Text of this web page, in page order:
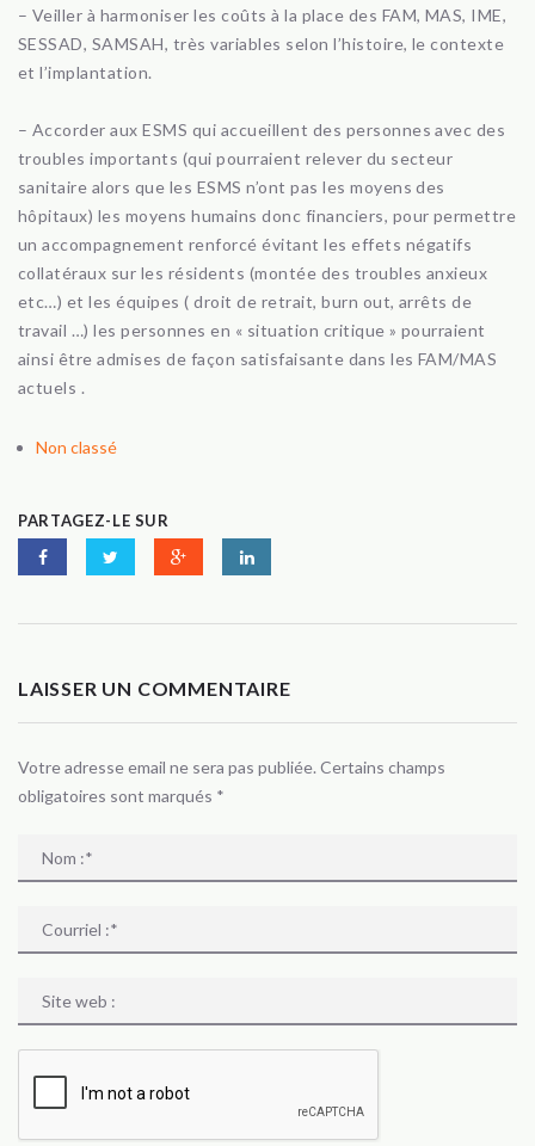
– Veiller à harmoniser les coûts à la place des FAM, MAS, IME,
SESSAD, SAMSAH, très variables selon l’histoire, le contexte
et l’implantation.
– Accorder aux ESMS qui accueillent des personnes avec des
troubles importants (qui pourraient relever du secteur
sanitaire alors que les ESMS n’ont pas les moyens des
hôpitaux) les moyens humains donc financiers, pour permettre
un accompagnement renforcé évitant les effets négatifs
collatéraux sur les résidents (montée des troubles anxieux
etc…) et les équipes ( droit de retrait, burn out, arrêts de
travail …) les personnes en « situation critique » pourraient
ainsi être admises de façon satisfaisante dans les FAM/MAS
actuels .
Non classé
PARTAGEZ-LE SUR
LAISSER UN COMMENTAIRE
Votre adresse email ne sera pas publiée. Certains champs
obligatoires sont marqués *